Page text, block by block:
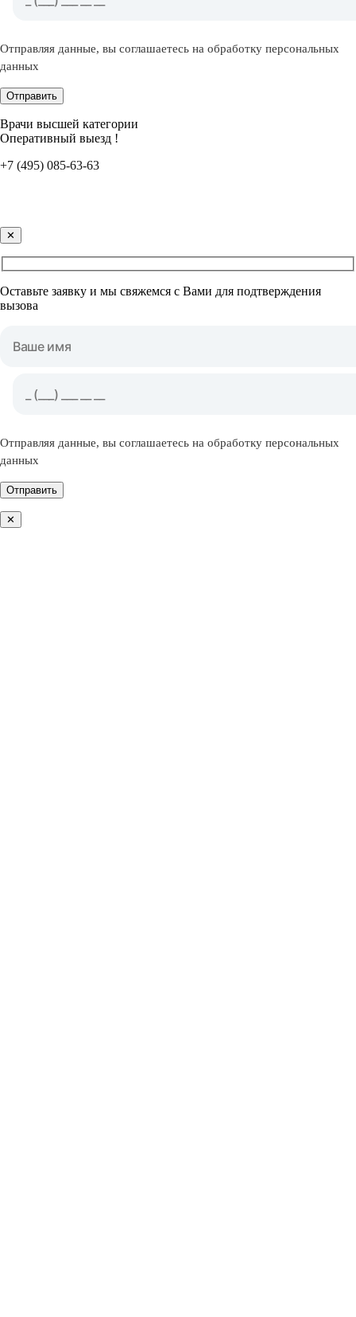
Отправляя данные, вы соглашаетесь на обработку персональных
данных
Отправить
Врачи высшей категории
Оперативный выезд !
+7 (495) 085-63-63
✕
Оставьте заявку и мы свяжемся с Вами для подтверждения
вызова
Отправляя данные, вы соглашаетесь на обработку персональных
данных
Отправить
✕